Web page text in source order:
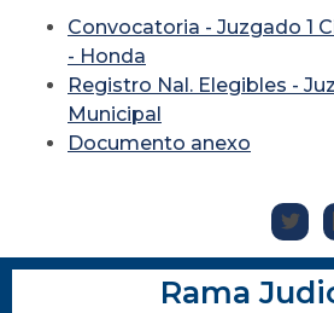
Convocatoria - Juzgado 1
- Honda
Registro Nal. Elegibles -
Municipal
Documento anexo
Rama